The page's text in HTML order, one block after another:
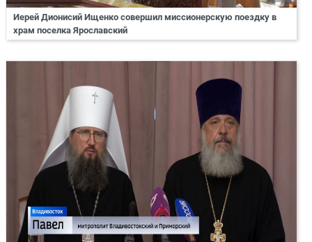
Иерей Дионисий Ищенко совершил миссионерскую поездку в
храм поселка Ярославский